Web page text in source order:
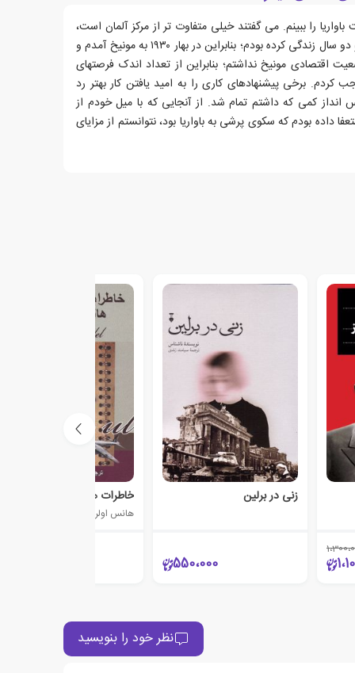
را ببینم. می گفتند خیلی متفاوت تر از مرکز آلمان است،
جایی که در آنجا بزرگ شده و بیست و دو سال زندگی کرده بودم؛ بنابراین در بهار ۱۹۳۰ به مونیخ آمدم و
اقتصادی مونیخ نداشتم؛ بنابراین از تعداد اندک فرصتهای
برخی پیشنهادهای کاری را به امید یافتن کار بهتر رد
انداز کمی که داشتم تمام شد. از آنجایی که با میل خودم از
داده بودم که سکوی پرشی به باواریا بود، نتوانستم از مزایای
زنی در برلین
550،000
خاطرات هانس اولریخ رودل
هانس اولریخ رودل
نظر خود را بنویسید